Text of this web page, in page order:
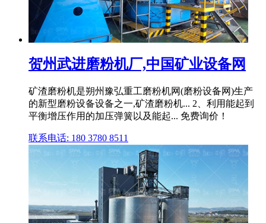
贺州武进磨粉机厂,中国矿业设备网
矿渣磨粉机是朔州豫弘重工磨粉机网(磨粉设备网)生产
的新型磨粉设备设备之一,矿渣磨粉机... 2、利用能起到
平衡增压作用的加压弹簧以及能起... 免费询价！
联系电话: 180 3780 8511